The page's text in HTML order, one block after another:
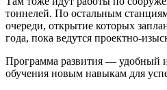
тоннелей. По остальным
очереди, открытие которых
года, пока ведутся проектно-
Программа развития — удобный
обучения новым навыкам для